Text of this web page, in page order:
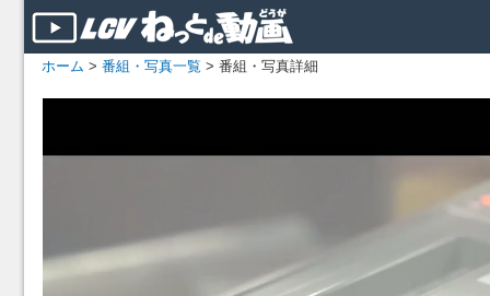
ホーム > 番組・写真一覧 > 番組・写真詳細